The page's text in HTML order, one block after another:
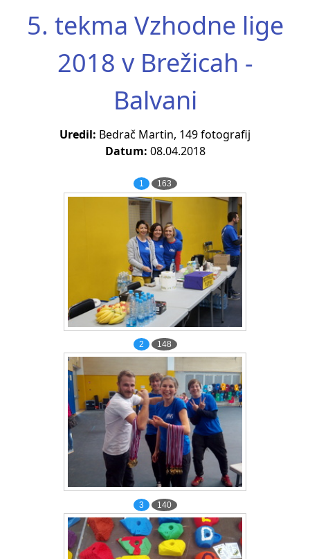
5. tekma Vzhodne lige
2018 v Brežicah -
Balvani
Uredil: Bedrač Martin, 149 fotografij
Datum: 08.04.2018
1 163
2 148
3 140